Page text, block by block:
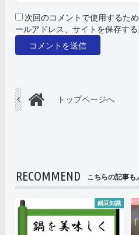
次回のコメントで使用するた
ールアドレス、サイトを保存する
トップページへ
RECOMMEND こちらの記事も
鍋豆知識